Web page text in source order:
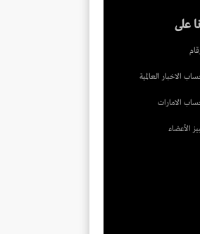
على
الاخبار العالمية
الامارات
الأعضاء